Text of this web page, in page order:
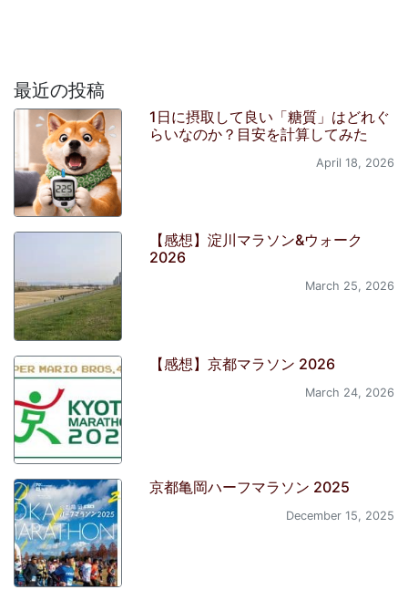
最近の投稿
1日に摂取して良い「糖質」はどれぐ
らいなのか？目安を計算してみた
April 18, 2026
【感想】淀川マラソン&ウォーク
2026
March 25, 2026
【感想】京都マラソン 2026
March 24, 2026
京都亀岡ハーフマラソン 2025
December 15, 2025